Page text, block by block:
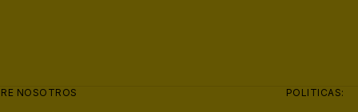
NOSOTROS POLITICAS: